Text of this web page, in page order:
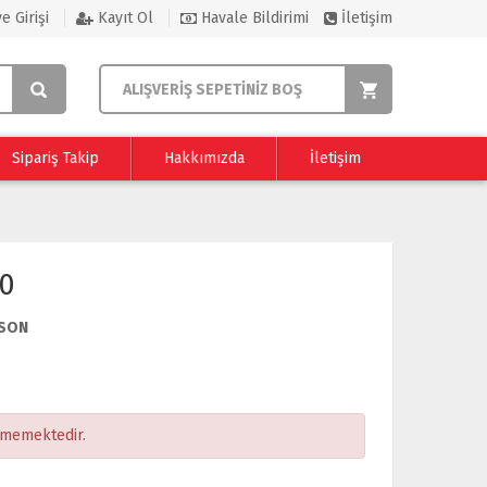
Girişi Kayıt Ol Havale Bildirimi İletişim
ALIŞVERİŞ SEPETİNİZ BOŞ
Sipariş Takip Hakkımızda İletişim